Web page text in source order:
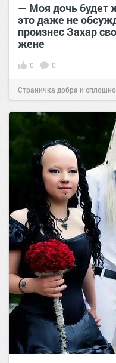
— Моя дочь будет
это даже не
произнес Захар
жене
0 0
Страничка добра и
позитива!21:4003 фев 2025